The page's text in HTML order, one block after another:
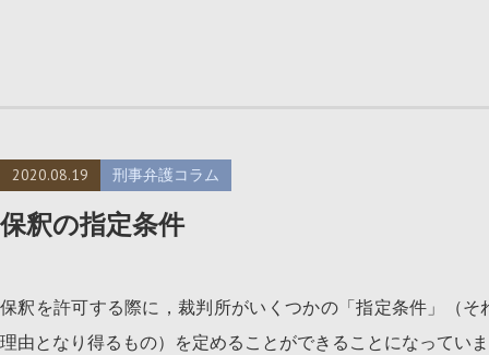
2020.08.19 刑事弁護コラム
保釈の指定条件
保釈を許可する際に，裁判所がいくつかの「指定条件」（
理由となり得るもの）を定めることができることになってい